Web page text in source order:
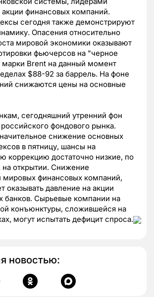
акции финансовых компаний.
сегодня также демонстрируют
Опасения относительно
мировой экономики оказывают
фьючерсов на "черное
марки Brent на данный момент
$88-92 за баррель. На фоне
снижаются цены на основные
сегодняшний утренний фон
фондового рынка.
снижение основных
в пятницу, шансы на
коррекцию достаточно низкие, по
открытии. Снижение
мировых финансовых компаний,
оказывать давление на акции
банков. Сырьевые компании на
конъюнктуры, сложившейся на
могут испытать дефицит спроса.
новостью: